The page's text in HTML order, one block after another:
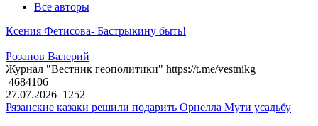
Все авторы
Ксения Фетисова- Бастрыкину быть!
Розанов Валерий
Журнал "Вестник геополитики" https://t.me/vestnikg
4684106
27.07.2026 1252
Рязанские казаки решили подарить Орнелла Мути усадьбу